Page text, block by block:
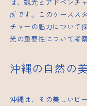
は、観光とアドベンチ
所です。このケースス
チャーの魅力について
光の重要性について考
沖縄の自然の
沖縄は、その美しいビ